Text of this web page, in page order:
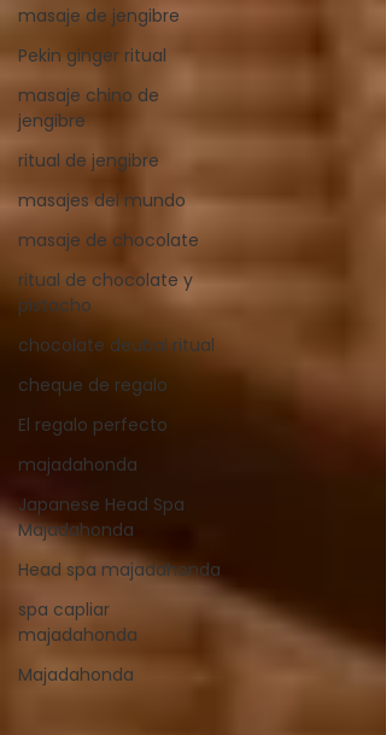
masaje de jengibre
Pekin ginger ritual
masaje chino de
jengibre
ritual de jengibre
masajes del mundo
masaje de chocolate
ritual de chocolate y
pistacho
chocolate deubai ritual
cheque de regalo
El regalo perfecto
majadahonda
Japanese Head Spa
Majadahonda
Head spa majadahonda
spa capliar
majadahonda
Majadahonda